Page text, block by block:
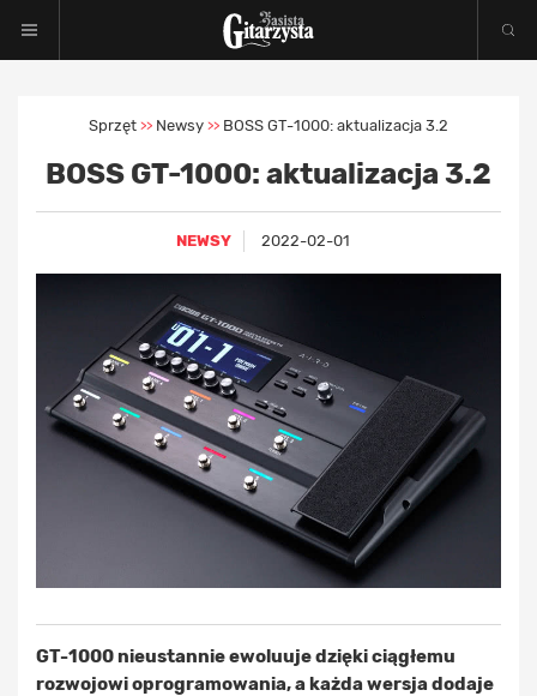
Sprzęt >> Newsy >> BOSS GT-1000: aktualizacja 3.2
BOSS GT-1000: aktualizacja 3.2
NEWSY 2022-02-01
GT-1000 nieustannie ewoluuje dzięki ciągłemu
rozwojowi oprogramowania, a każda wersja dodaje